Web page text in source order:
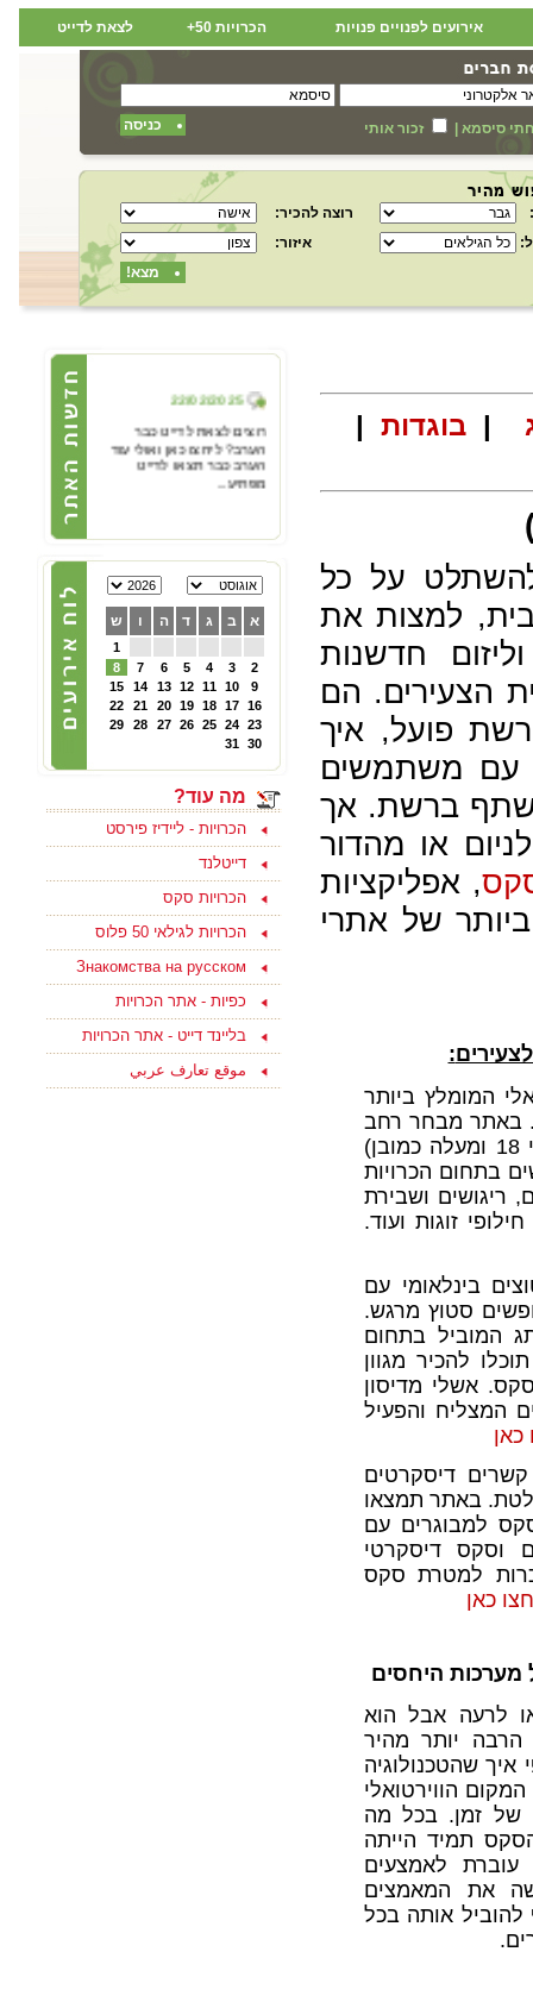
אירועים לפנויים פנויות הכרויות 50+ לצאת לדייט
סיסמא זכור אותי כניסה
רוצה להכיר:
איזור:
מצא!
| בוגדות |
על כל
למצות את
חדשנות
הצעירים. הם
פועל, איך
עם משתמשים
לשתף ברשת. אך
או מהדור
, אפליקציות
של אתרי
:
המומלץ ביותר
באתר מבחר רחב
של צעירים להכרויות סקס (בגילאי 18 ומעלה כמובן)
בתחום הכרויות
ריגושים ושבירת
זוגות ועוד.
בינלאומי עם
שמחפשים סטוץ מרגש.
המוביל בתחום
להכיר מגוון
סקס. אשלי מדיסון
המצליח והפעיל
דיסקרטים
באתר תמצאו
למבוגרים עם
וסקס דיסקרטי
למטרת סקס
כאן
מערכות היחסים
לרעה אבל הוא
הרבה יותר מהיר
שהטכנולוגיה
הווירטואלי
של זמן. בכל מה
תמיד הייתה
לאמצעים
את המאמצים
להוביל אותה בכל
22/02/2025
רוצים לצאת לדייט כבר
הערב? ליחצו כאן ואולי עוד
הערב כבר תצאו לדייט
מפתיע...
22/02/2025
פייסבוק תוססת ופעילה
הכרות לפרק ב - להצטרפות
ליחצו כאן
05/10/2024
צוות האתר מאחל לכם
ולמשפחתכם, שתהיה שנה
טובה ומתוקה, שנה של
בשורות טובות, שקט ושלווה
במהרה לביתם
15/09/2023
בואו למצוא אהבה ולהנות
בסוף שבוע בים המלח
לפנויים ופנויות - לפרטים
נוספים ליחצו כאן
15/08/2021
ליחצו כאן והצטרפו
א ב ג ד ה ו ש
1
2
3
4
5
6
7
8
9
10
11
12
13
14
15
16
17
18
19
20
21
22
23
24
25
26
27
28
29
30
31
מה עוד?
הכרויות - ליידיז פירסט
דייטלנד
הכרויות סקס
הכרויות לגילאי 50 פלוס
Знакомства на русском
כפיות - אתר הכרויות
בליינד דייט - אתר הכרויות
موقع تعارف عربي